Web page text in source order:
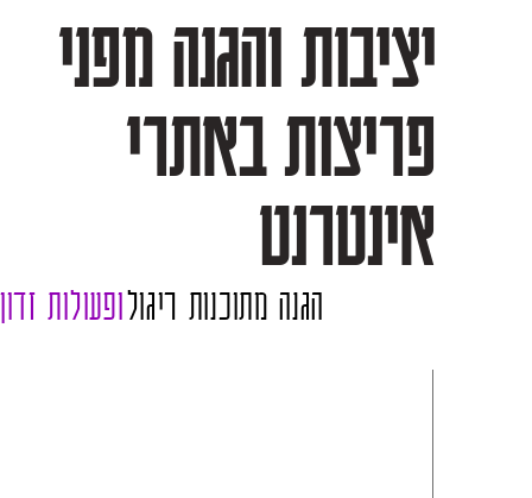
יציבות והגנה מפני
פריצות באתרי
אינטרנט
ופעולות זדוןהגנה מתוכנות ריגול